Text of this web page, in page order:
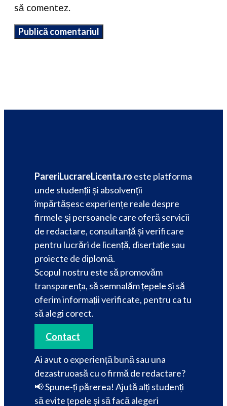
să comentez.
PareriLucrareLicenta.ro este platforma
unde studenții și absolvenții
împărtășesc experiențe reale despre
firmele și persoanele care oferă servicii
de redactare, consultanță și verificare
pentru lucrări de licență, disertație sau
proiecte de diplomă.
Scopul nostru este să promovăm
transparența, să semnalăm țepele și să
oferim informații verificate, pentru ca tu
să alegi corect.
Contact
Ai avut o experiență bună sau una
dezastruoasă cu o firmă de redactare?
📢 Spune-ți părerea! Ajută alți studenți
să evite țepele și să facă alegeri